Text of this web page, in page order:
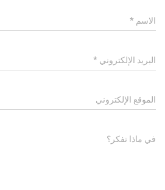
الاسم *
البريد الإلكتروني *
الموقع الإلكتروني
في ماذا تفكر؟